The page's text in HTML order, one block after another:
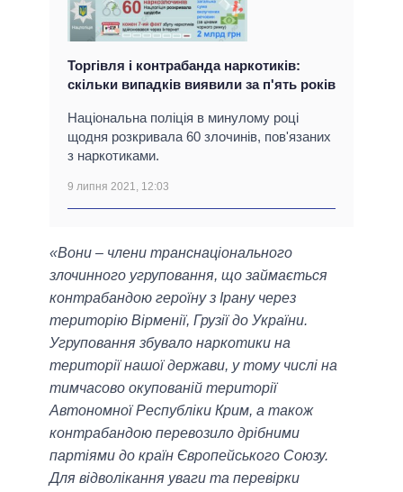
Торгівля і контрабанда наркотиків:
скільки випадків виявили за п'ять років
Національна поліція в минулому році
щодня розкривала 60 злочинів, пов'язаних
з наркотиками.
9 липня 2021, 12:03
«Вони – члени транснаціонального
злочинного угруповання, що займається
контрабандою героїну з Ірану через
територію Вірменії, Грузії до України.
Угруповання збувало наркотики на
території нашої держави, у тому числі на
тимчасово окупованій території
Автономної Республіки Крим, а також
контрабандою перевозило дрібними
партіями до країн Європейського Союзу.
Для відволікання уваги та перевірки